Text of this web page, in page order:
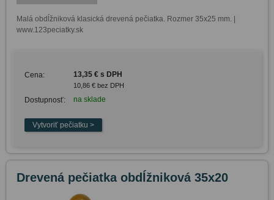
Malá obdĺžniková klasická drevená pečiatka. Rozmer 35x25 mm. |
www.123peciatky.sk
Cena: 13,35 € s DPH
10,86 € bez DPH
Dostupnosť: na sklade
Drevená pečiatka obdĺžniková 35x20